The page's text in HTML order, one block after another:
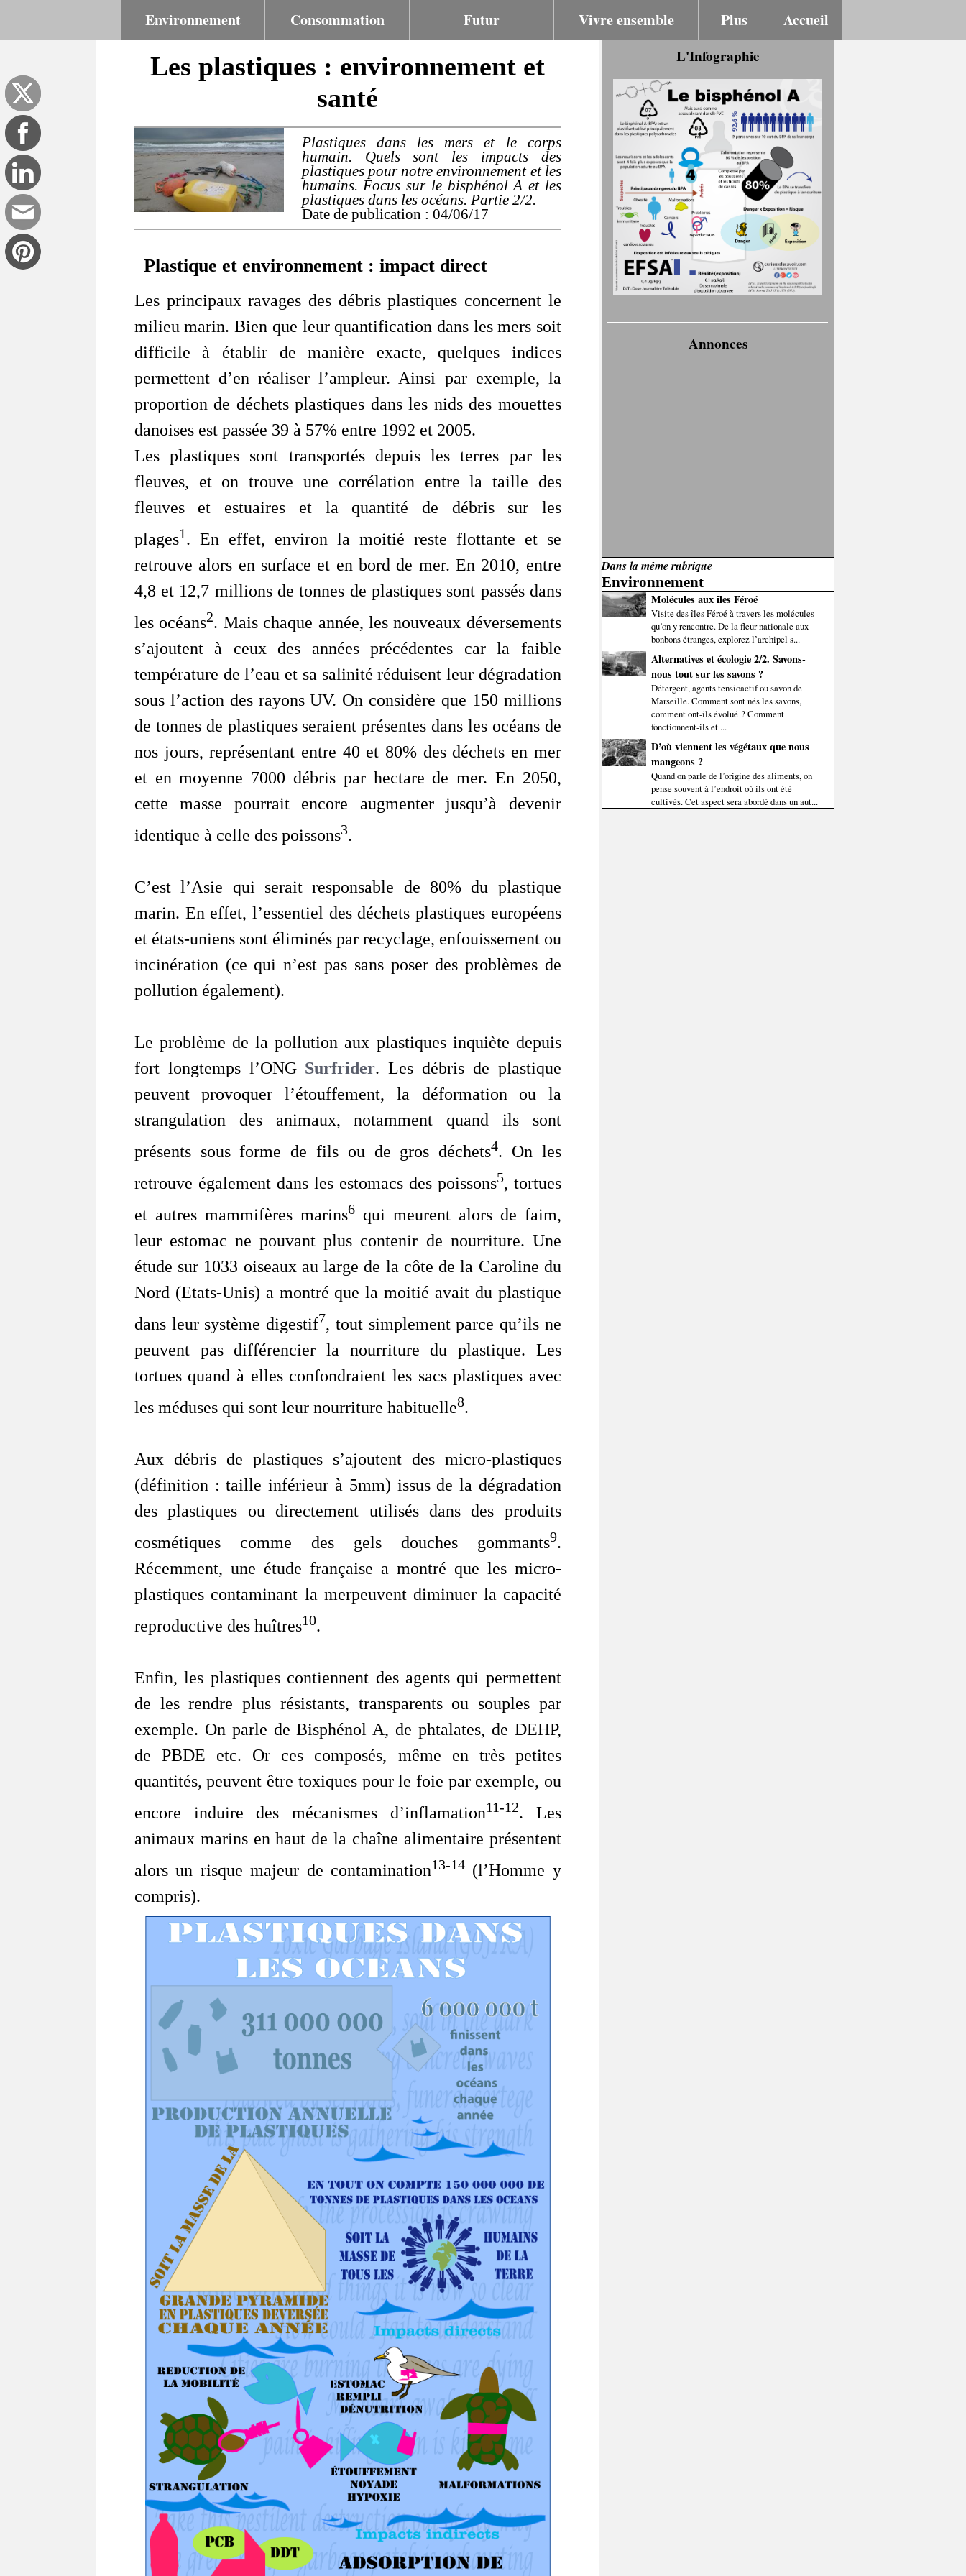
Environnement Consommation Futur Vivre ensemble Plus Accueil
Les plastiques : environnement et
santé
Plastiques dans les mers et le corps
humain. Quels sont les impacts des
plastiques pour notre environnement et les
humains. Focus sur le bisphénol A et les
plastiques dans les océans. Partie 2/2.
Date de publication : 04/06/17
Plastique et environnement : impact direct
Les principaux ravages des débris plastiques concernent le
milieu marin. Bien que leur quantification dans les mers soit
difficile à établir de manière exacte, quelques indices
permettent d’en réaliser l’ampleur. Ainsi par exemple, la
proportion de déchets plastiques dans les nids des mouettes
danoises est passée 39 à 57% entre 1992 et 2005.
Les plastiques sont transportés depuis les terres par les
fleuves, et on trouve une corrélation entre la taille des
fleuves et estuaires et la quantité de débris sur les
plages1. En effet, environ la moitié reste flottante et se
retrouve alors en surface et en bord de mer. En 2010, entre
4,8 et 12,7 millions de tonnes de plastiques sont passés dans
les océans2. Mais chaque année, les nouveaux déversements
s’ajoutent à ceux des années précédentes car la faible
température de l’eau et sa salinité réduisent leur dégradation
sous l’action des rayons UV. On considère que 150 millions
de tonnes de plastiques seraient présentes dans les océans de
nos jours, représentant entre 40 et 80% des déchets en mer
et en moyenne 7000 débris par hectare de mer. En 2050,
cette masse pourrait encore augmenter jusqu’à devenir
identique à celle des poissons3.
C’est l’Asie qui serait responsable de 80% du plastique
marin. En effet, l’essentiel des déchets plastiques européens
et états-uniens sont éliminés par recyclage, enfouissement ou
incinération (ce qui n’est pas sans poser des problèmes de
pollution également).
Le problème de la pollution aux plastiques inquiète depuis
fort longtemps l’ONG Surfrider. Les débris de plastique
peuvent provoquer l’étouffement, la déformation ou la
strangulation des animaux, notamment quand ils sont
présents sous forme de fils ou de gros déchets4. On les
retrouve également dans les estomacs des poissons5, tortues
et autres mammifères marins6qui meurent alors de faim,
leur estomac ne pouvant plus contenir de nourriture. Une
étude sur 1033 oiseaux au large de la côte de la Caroline du
Nord (Etats-Unis) a montré que la moitié avait du plastique
dans leur système digestif7, tout simplement parce qu’ils ne
peuvent pas différencier la nourriture du plastique. Les
tortues quand à elles confondraient les sacs plastiques avec
les méduses qui sont leur nourriture habituelle8.
Aux débris de plastiques s’ajoutent des micro-plastiques
(définition : taille inférieur à 5mm) issus de la dégradation
des plastiques ou directement utilisés dans des produits
cosmétiques comme des gels douches gommants9.
Récemment, une étude française a montré que les micro-
plastiques contaminant la merpeuvent diminuer la capacité
reproductive des huîtres10.
Enfin, les plastiques contiennent des agents qui permettent
de les rendre plus résistants, transparents ou souples par
exemple. On parle de Bisphénol A, de phtalates, de DEHP,
de PBDE etc. Or ces composés, même en très petites
quantités, peuvent être toxiques pour le foie par exemple, ou
encore induire des mécanismes d’inflamation11-12. Les
animaux marins en haut de la chaîne alimentaire présentent
alors un risque majeur de contamination13-14(l’Homme y
compris).
L'Infographie
Annonces
Dans la même rubrique
Environnement
Molécules aux îles Féroé
Visite des îles Féroé à travers les molécules
qu’on y rencontre. De la fleur nationale aux
bonbons étranges, explorez l’archipel s...
Alternatives et écologie 2/2. Savons-
nous tout sur les savons ?
Détergent, agents tensioactif ou savon de
Marseille. Comment sont nés les savons,
comment ont-ils évolué ? Comment
fonctionnent-ils et ...
D’où viennent les végétaux que nous
mangeons ?
Quand on parle de l’origine des aliments, on
pense souvent à l’endroit où ils ont été
cultivés. Cet aspect sera abordé dans un aut...